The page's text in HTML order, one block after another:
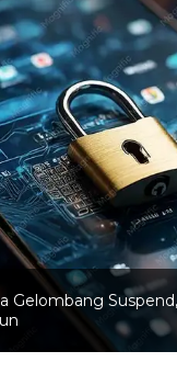
Perekonomian
Berlanjut di
2022,
antara seluruh
pemulihan
kisaran 4-5 persen
mendukung
sebesar 5,2
tumbuh sebesar
ekonomi
Gelombang